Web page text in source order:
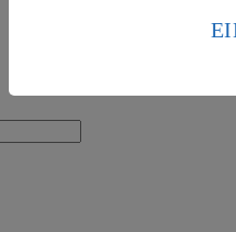
Risiko eines Zugriffs durch